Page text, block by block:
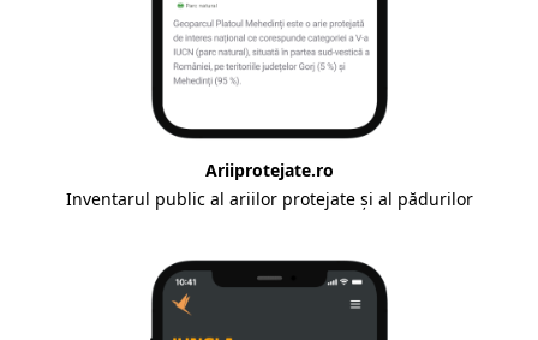
Ariiprotejate.ro
Inventarul public al ariilor protejate și al pădurilor